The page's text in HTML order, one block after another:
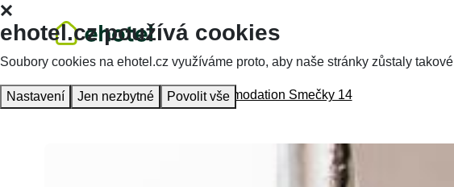
Hlavní stránka Ubytování Accommodation Smečky 14
ehotel.cz používá cookies
Soubory cookies na ehotel.cz využíváme proto, aby naše stránky zůstaly
Nastavení Jen nezbytné Povolit vše